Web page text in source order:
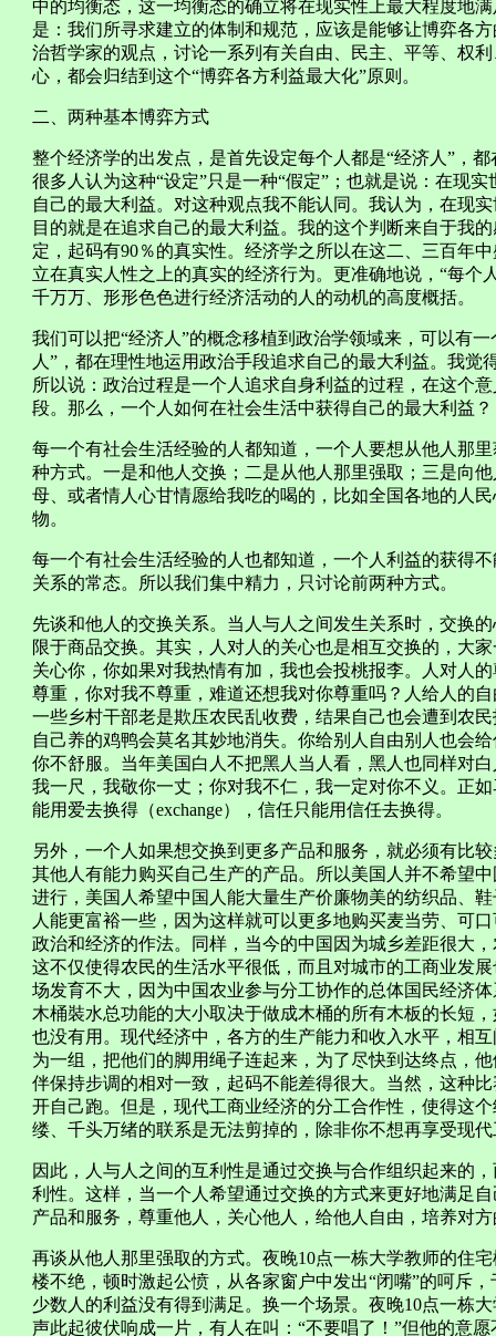
中的均衡态，这一均衡态的确立将在现实性上最大程度地
是：我们所寻求建立的体制和规范，应该是能够让博弈各
治哲学家的观点，讨论一系列有关自由、民主、平等、权
心，都会归结到这个“博弈各方利益最大化”原则。
二、两种基本博弈方式
整个经济学的出发点，是首先设定每个人都是“经济人”，
很多人认为这种“设定”只是一种“假定”；也就是说：在现
自己的最大利益。对这种观点我不能认同。我认为，在现
目的就是在追求自己的最大利益。我的这个判断来自于我
定，起码有90％的真实性。经济学之所以在这二、三百年
立在真实人性之上的真实的经济行为。更准确地说，“每个
千万万、形形色色进行经济活动的人的动机的高度概括。
我们可以把“经济人”的概念移植到政治学领域来，可以有
人”，都在理性地运用政治手段追求自己的最大利益。我觉
所以说：政治过程是一个人追求自身利益的过程，在这个
段。那么，一个人如何在社会生活中获得自己的最大利益？
每一个有社会生活经验的人都知道，一个人要想从他人那
种方式。一是和他人交换；二是从他人那里强取；三是向
母、或者情人心甘情愿给我吃的喝的，比如全国各地的人
物。
每一个有社会生活经验的人也都知道，一个人利益的获得
关系的常态。所以我们集中精力，只讨论前两种方式。
先谈和他人的交换关系。当人与人之间发生关系时，交换
限于商品交换。其实，人对人的关心也是相互交换的，大
关心你，你如果对我热情有加，我也会投桃报李。人对人
尊重，你对我不尊重，难道还想我对你尊重吗？人给人的
一些乡村干部老是欺压农民乱收费，结果自己也会遭到农
自己养的鸡鸭会莫名其妙地消失。你给别人自由别人也会
你不舒服。当年美国白人不把黑人当人看，黑人也同样对
我一尺，我敬你一丈；你对我不仁，我一定对你不义。正
能用爱去换得（exchange），信任只能用信任去换得。
另外，一个人如果想交换到更多产品和服务，就必须有比
其他人有能力购买自己生产的产品。所以美国人并不希望
进行，美国人希望中国人能大量生产价廉物美的纺织品、
人能更富裕一些，因为这样就可以更多地购买麦当劳、可
政治和经济的作法。同样，当今的中国因为城乡差距很大
这不仅使得农民的生活水平很低，而且对城市的工商业发
场发育不大，因为中国农业参与分工协作的总体国民经济
木桶裝水总功能的大小取决于做成木桶的所有木板的长短
也没有用。现代经济中，各方的生产能力和收入水平，相
为一组，把他们的脚用绳子连起来，为了尽快到达终点，
伴保持步调的相对一致，起码不能差得很大。当然，这种
开自己跑。但是，现代工商业经济的分工合作性，使得这
缕、千头万绪的联系是无法剪掉的，除非你不想再享受现
因此，人与人之间的互利性是通过交换与合作组织起来的
利性。这样，当一个人希望通过交换的方式来更好地满足
产品和服务，尊重他人，关心他人，给他人自由，培养对
再谈从他人那里强取的方式。夜晚10点一栋大学教师的住
楼不绝，顿时激起公愤，从各家窗户中发出“闭嘴”的呵斥
少数人的利益没有得到满足。换一个场景。夜晚10点一栋
声此起彼伏响成一片，有人在叫：“不要唱了！”但他的意